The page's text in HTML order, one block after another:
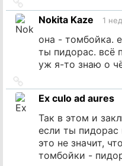
на
источник
Nokita Kaze 1
она - томбойка.
ты пидорас. всё
уж я-то знаю о
на
источник
Ex culo ad aures
Так в этом и
если ты пидорас
это не значит,
томбойки -